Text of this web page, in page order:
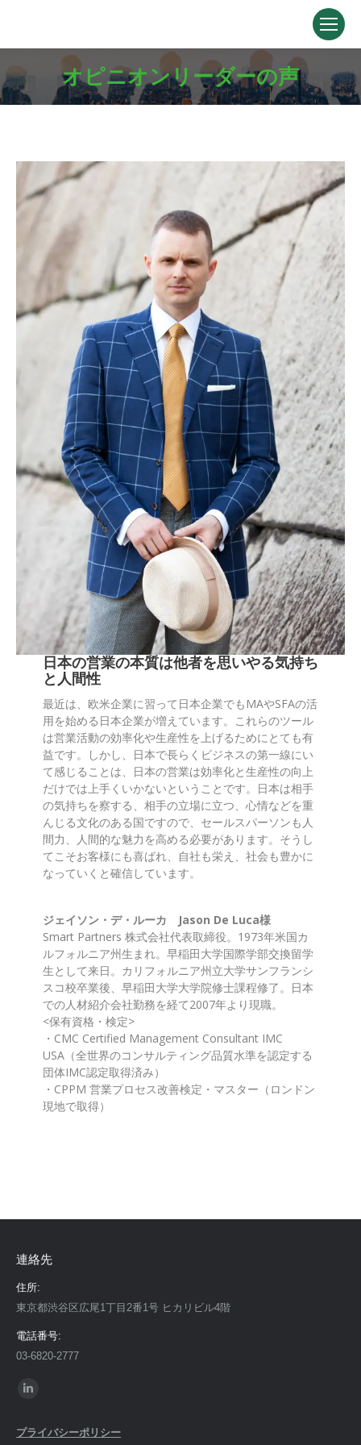
オピニオンリーダーの声
You are here:
日本の営業の本質は他者を思いやる気持ち
と人間性
最近は、欧米企業に習って日本企業でもMAやSFAの活
用を始める日本企業が増えています。これらのツール
は営業活動の効率化や生産性を上げるためにとても有
益です。しかし、日本で長らくビジネスの第一線にい
て感じることは、日本の営業は効率化と生産性の向上
だけでは上手くいかないということです。日本は相手
の気持ちを察する、相手の立場に立つ、心情などを重
んじる文化のある国ですので、セールスパーソンも人
間力、人間的な魅力を高める必要があります。そうし
てこそお客様にも喜ばれ、自社も栄え、社会も豊かに
なっていくと確信しています。
ジェイソン・デ・ルーカ Jason De Luca様
Smart Partners 株式会社代表取締役。1973年米国カ
ルフォルニア州生まれ。早稲田大学国際学部交換留学
生として来日。カリフォルニア州立大学サンフランシ
スコ校卒業後、早稲田大学大学院修士課程修了。日本
での人材紹介会社勤務を経て2007年より現職。
<保有資格・検定>
・CMC Certified Management Consultant IMC
USA（全世界のコンサルティング品質水準を認定する
団体IMC認定取得済み）
・CPPM 営業プロセス改善検定・マスター（ロンドン
現地で取得）
連絡先
住所:
東京都渋谷区広尾1丁目2番1号 ヒカリビル4階
電話番号:
03-6820-2777
Find us on:
opens
プライバシーポリシー